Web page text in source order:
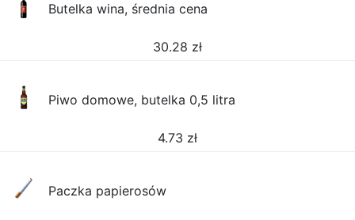
Butelka wina, średnia cena
30.28 zł
Piwo domowe, butelka 0,5 litra
4.73 zł
Paczka papierosów